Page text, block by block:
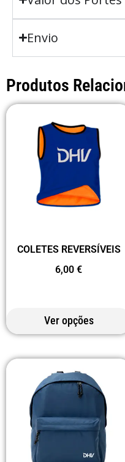
Envio
Produtos
COLETES REVERSÍVEIS
6,00 €
Ver opções